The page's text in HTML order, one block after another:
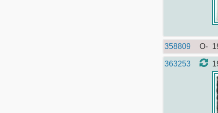
358809 O-
363253